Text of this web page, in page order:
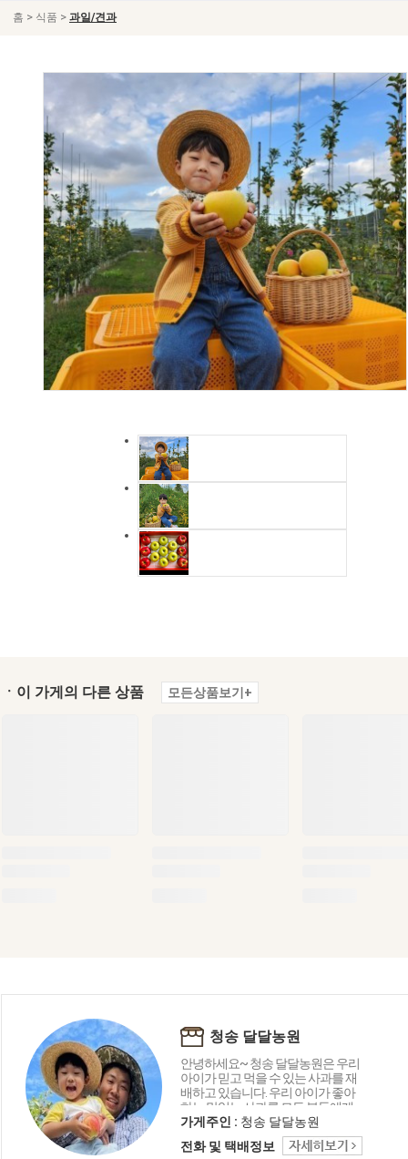
홈 > 식품 > 과일/견과
ㆍ이 가게의 다른 상품 모든상품보기+
청송 달달농원
안녕하세요~ 청송 달달농원은 우리
아이가 믿고 먹을 수 있는 사과를 재
배하고 있습니다. 우리 아이가 좋아
하는 맛있는 사과를 모든 분들에게
전해 드리고 싶습니다. 언제나 믿을
수 있는 청송 달달농원에서 건강한
사과 맛보고 가세요^^
가게주인 : 청송 달달농원
전화 및 택배정보